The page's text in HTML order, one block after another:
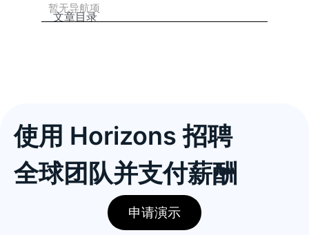
文章目录
暂无导航项
使用 Horizons 招聘
全球团队并支付薪酬
申请演示